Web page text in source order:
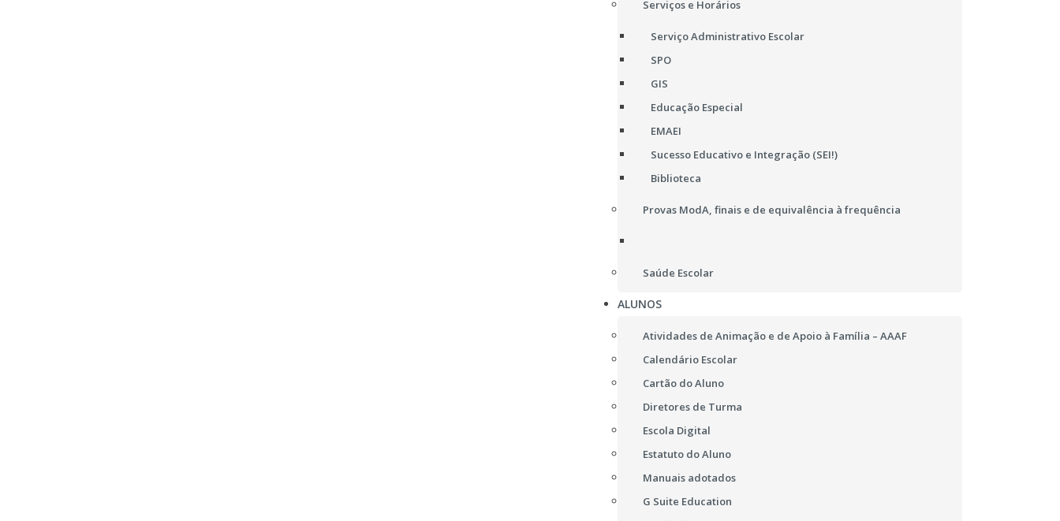
Serviços e Horários
Serviço Administrativo Escolar
SPO
GIS
Educação Especial
EMAEI
Sucesso Educativo e Integração (SEI!)
Biblioteca
Provas ModA, finais e de equivalência à frequência
Saúde Escolar
ALUNOS
Atividades de Animação e de Apoio à Família – AAAF
Calendário Escolar
Cartão do Aluno
Diretores de Turma
Escola Digital
Estatuto do Aluno
Manuais adotados
G Suite Education